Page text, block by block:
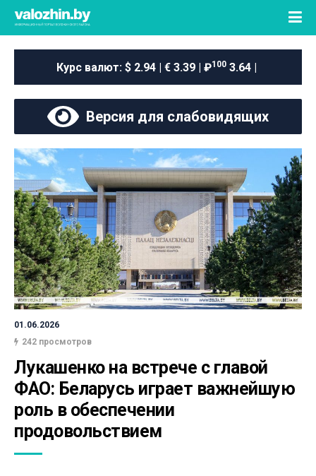
Курс валют: $ 2.94 | € 3.39 | ₽100 3.64 |
Версия для слабовидящих
01.06.2026
242 просмотров
Лукашенко на встрече с главой
ФАО: Беларусь играет важнейшую
роль в обеспечении
продовольствием